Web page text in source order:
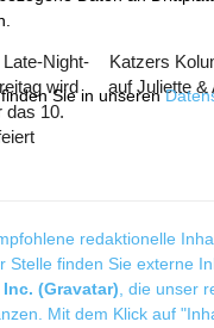
Sie in unseren
Night-
wird
das 10.
Katzers
auf Juliette &
redaktionelle
Stelle finden Sie externe
(Gravatar), die unser
Mit dem Klick auf